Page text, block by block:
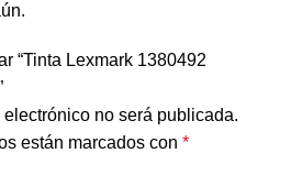
“Tinta Lexmark 1380492
no será publicada.
están marcados con *